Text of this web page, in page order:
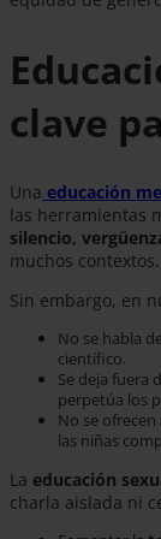
clave
Una educación
las herramientas
silencio,
muchos contextos.
Sin embargo, en
No se habla
científico.
Se deja fuera
perpetúa los
No se
las niñas
La educación
charla aislada ni